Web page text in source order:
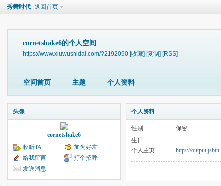
秀舞时代 返回首页
cornetshake6的个人空间
https://www.xiuwushidai.com/?2192090 [收藏] [复制] [RSS]
空间首页 主题 个人资料
头像
cornetshake6
收听TA
加为好友
给我留言
打个招呼
发送消息
个人资料
性别
保密
生日
个人主页
https://